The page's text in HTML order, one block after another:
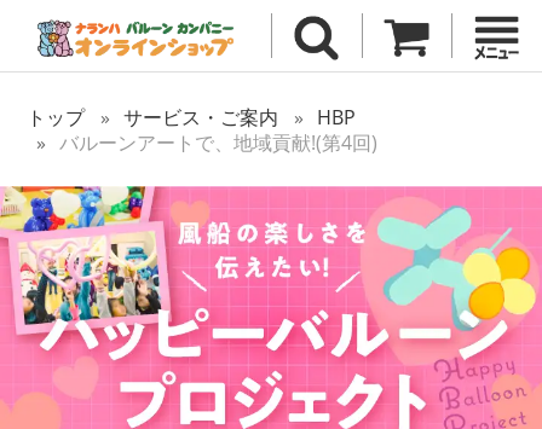
トップ サービス・ご案内
HBP
バルーンアートで、地域貢献!(第4回)